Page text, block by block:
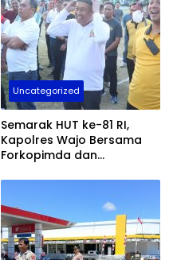
Uncategorized
Semarak HUT ke-81 RI,
Kapolres Wajo Bersama
Forkopimda dan
Lomba Makan Kerupuk